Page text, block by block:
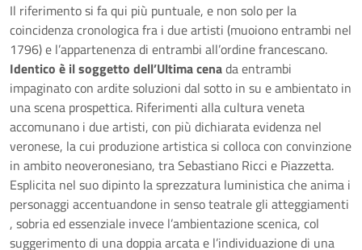
Il riferimento si fa qui più puntuale, e non solo per la
coincidenza cronologica fra i due artisti (muoiono entrambi nel
1796) e l’appartenenza di entrambi all’ordine francescano.
Identico è il soggetto dell’Ultima cenada entrambi
impaginato con ardite soluzioni dal sotto in su e ambientato in
una scena prospettica. Riferimenti alla cultura veneta
accomunano i due artisti, con più dichiarata evidenza nel
veronese, la cui produzione artistica si colloca con convinzione
in ambito neoveronesiano, tra Sebastiano Ricci e Piazzetta.
Esplicita nel suo dipinto la sprezzatura luministica che anima i
personaggi accentuandone in senso teatrale gli atteggiamenti
, sobria ed essenziale invece l’ambientazione scenica, col
suggerimento di una doppia arcata e l’individuazione di una